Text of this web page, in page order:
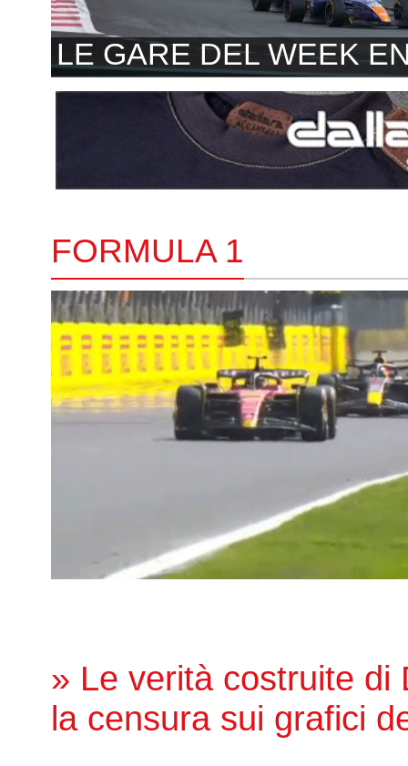
LE GARE DEL WEEK
FORMULA 1
» Le verità costruite di
la censura sui grafici